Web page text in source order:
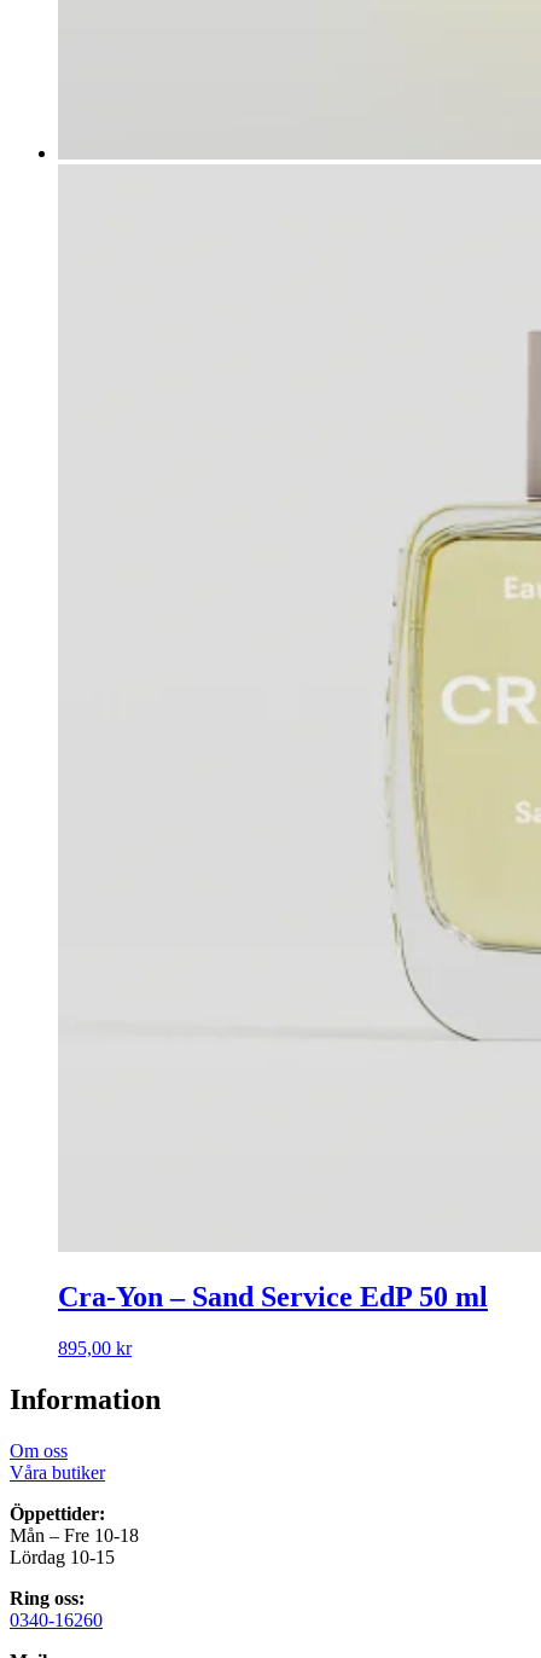
Cra-Yon – Sand Service EdP 50 ml
895,00 kr
Information
Om oss
Våra butiker
Öppettider:
Mån – Fre 10-18
Lördag 10-15
Ring oss:
0340-16260